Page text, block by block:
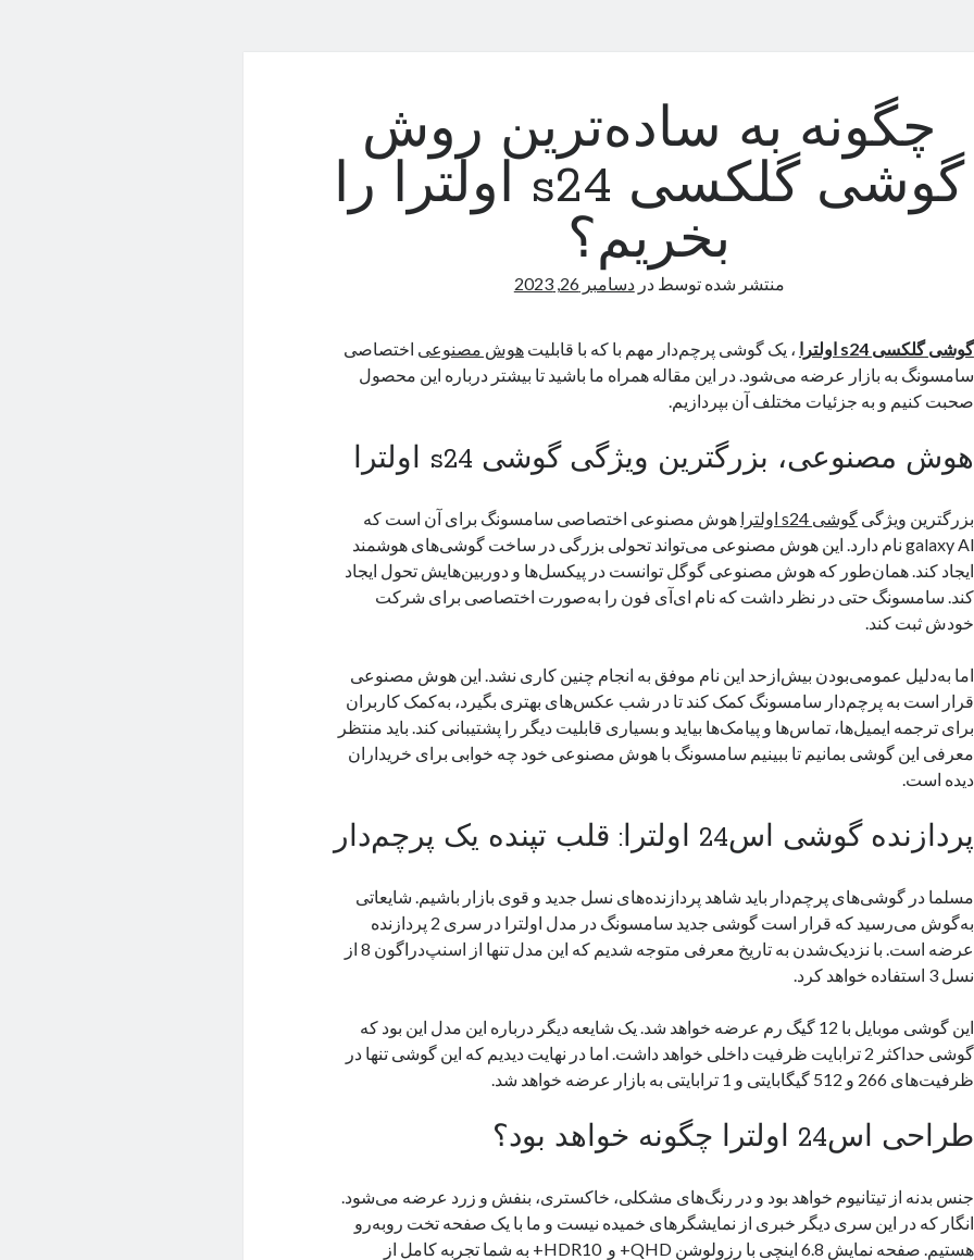
چگونه به ساده‌ترین روش
گوشی گلکسی s24 اولترا را
بخریم؟
منتشر شده توسطدردسامبر 26, 2023
گوشی گلکسیs24 اولترا ، یک گوشی پرچم‌دار مهم با که با قابلیتهوش مصنوعی اختصاصی
سامسونگ به بازار عرضه می‌شود. در این مقاله همراه ما باشید تا بیشتر درباره این محصول
صحبت کنیم و به جزئیات مختلف آن بپردازیم.
هوش مصنوعی، بزرگترین ویژگی گوشی s24 اولترا
بزرگترین ویژگیگوشی s24 اولترا
هوش مصنوعی اختصاصی سامسونگ برای آن است که
galaxy Al نام دارد. این هوش مصنوعی می‌تواند تحولی بزرگی در ساخت گوشی‌های هوشمند
ایجاد کند. همان‌طور که هوش مصنوعی گوگل توانست در پیکسل‌ها و دوربین‌هایش تحول ایجاد
کند. سامسونگ حتی در نظر داشت که نام ای‌آی فون را به‌صورت اختصاصی برای شرکت
خودش ثبت کند.
اما به‌دلیل عمومی‌بودن بیش‌ازحد این نام موفق به انجام چنین کاری نشد. این هوش مصنوعی
قرار است به پرچم‌دار سامسونگ کمک کند تا در شب عکس‌های بهتری بگیرد، به‌کمک کاربران
برای ترجمه ایمیل‌ها، تماس‌ها و پیامک‌ها بیاید و بسیاری قابلیت دیگر را پشتیبانی کند. باید منتظر
معرفی این گوشی بمانیم تا ببینیم سامسونگ با هوش مصنوعی خود چه خوابی برای خریداران
دیده است.
پردازنده گوشی اس24 اولترا: قلب تپنده یک پرچم‌دار
مسلما در گوشی‌های پرچم‌دار باید شاهد پردازنده‌های نسل جدید و قوی بازار باشیم. شایعاتی
به‌گوش می‌رسید که قرار است گوشی جدید سامسونگ در مدل اولترا در سری 2 پردازنده
عرضه است. با نزدیک‌شدن به تاریخ معرفی متوجه شدیم که این مدل تنها از اسنپ‌دراگون 8 از
نسل 3 استفاده خواهد کرد.
این گوشی موبایل با 12 گیگ رم عرضه خواهد شد. یک شایعه دیگر درباره این مدل این بود که
گوشی حداکثر 2 ترابایت ظرفیت داخلی خواهد داشت. اما در نهایت دیدیم که این گوشی تنها در
ظرفیت‌های 266 و 512 گیگابایتی و 1 ترابایتی به بازار عرضه خواهد شد.
طراحی اس24 اولترا چگونه خواهد بود؟
جنس بدنه از تیتانیوم خواهد بود و در رنگ‌های مشکلی، خاکستری، بنفش و زرد عرضه می‌شود.
انگار که در این سری دیگر خبری از نمایشگر‌های خمیده نیست و ما با یک صفحه تخت روبه‌رو
هستیم. صفحه نمایش 6.8 اینچی با رزولوشن QHD+ و HDR10+ به شما تجربه کامل از